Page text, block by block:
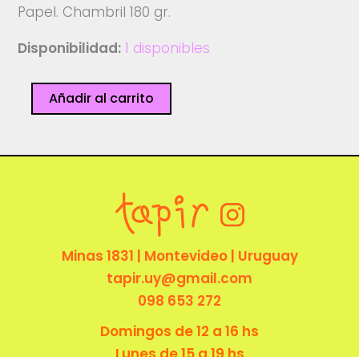
Papel. Chambril 180 gr.
Disponibilidad: 1 disponibles
AFRAID
Nieva
Añadir al carrito
Minas 1831 | Montevideo | Uruguay
tapir.uy@gmail.com
098 653 272
Domingos de 12 a 16 hs